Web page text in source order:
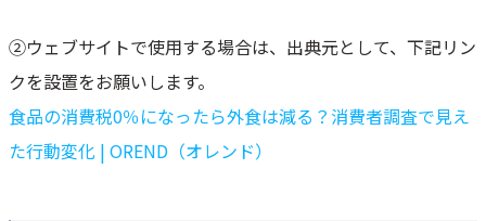
②ウェブサイトで使用する場合は、出典元として、下記リン
クを設置をお願いします。
食品の消費税0％になったら外食は減る？消費者調査で見え
た行動変化 | OREND（オレンド）